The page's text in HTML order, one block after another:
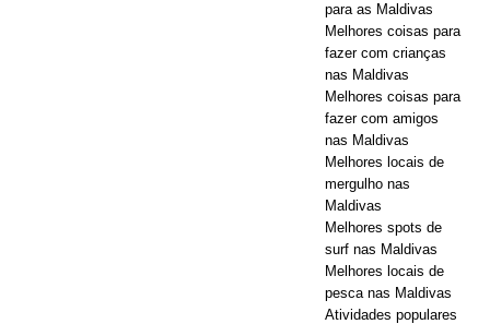
para as Maldivas
Melhores coisas para
fazer com crianças
nas Maldivas
Melhores coisas para
fazer com amigos
nas Maldivas
Melhores locais de
mergulho nas
Maldivas
Melhores spots de
surf nas Maldivas
Melhores locais de
pesca nas Maldivas
Atividades populares